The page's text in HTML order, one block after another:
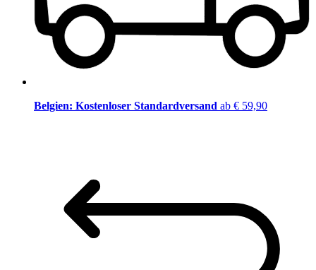
Belgien: Kostenloser Standardversand ab € 59,90